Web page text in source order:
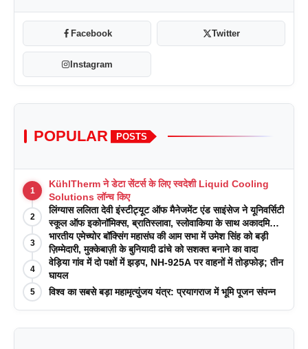
Facebook Twitter
Instagram
POPULAR POSTS
1
KühlTherm ने डेटा सेंटर्स के लिए स्वदेशी Liquid Cooling
Solutions लॉन्च किए
2
लिंग्यास ललिता देवी इंस्टीट्यूट ऑफ मैनेजमेंट एंड साइंसेज ने यूनिवर्सिटी
स्कूल ऑफ इकोनॉमिक्स, ब्रातिस्लावा, स्लोवाकिया के साथ अकादमिक
पत्रिकाओं में प्रकाशन रणनीतियों पर एक दिवसीय कार्यशाला का
आयोजन किया
3
भारतीय एमेच्योर बॉक्सिंग महासंघ की आम सभा में उमेश सिंह को बड़ी
ज़िम्मेदारी, मुक्केबाज़ी के बुनियादी ढांचे को सशक्त बनाने का वादा
4
वेड़िया गांव में दो पक्षों में झड़प, NH-925A पर वाहनों में तोड़फोड़; तीन
घायल
5 विश्व का सबसे बड़ा महामृत्युंजय यंत्र: प्रयागराज में भूमि पूजन संपन्न